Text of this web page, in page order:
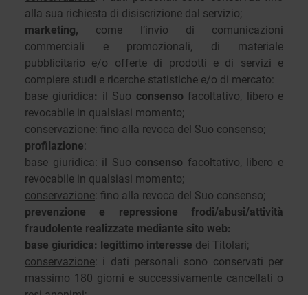
alla sua richiesta di disiscrizione dal servizio;
marketing, come l’invio di comunicazioni
commerciali e promozionali, di materiale
pubblicitario e/o offerte di prodotti e di servizi e
compiere studi e ricerche statistiche e/o di mercato:
base giuridica: il Suo consenso facoltativo, libero e
revocabile in qualsiasi momento;
conservazione: fino alla revoca del Suo consenso;
profilazione:
base giuridica: il Suo consenso facoltativo, libero e
revocabile in qualsiasi momento;
conservazione: fino alla revoca del Suo consenso;
prevenzione e repressione frodi/abusi/attività
fraudolente realizzate mediante sito web:
base giuridica: legittimo interesse dei Titolari;
conservazione: i dati personali sono conservati per
massimo 180 giorni e successivamente cancellati o